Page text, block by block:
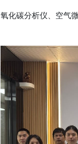
氧化碳分析仪、空气